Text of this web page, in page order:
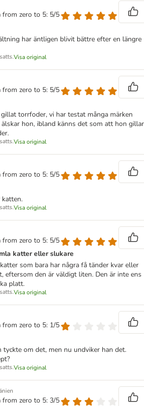
from zero to 5: 5/5
har äntligen blivit bättre efter en längre
Visa original
from zero to 5: 5/5
torrfoder, vi har testat många märken
hon, ibland känns det som att hon gillar
Visa original
from zero to 5: 5/5
katten.
Visa original
from zero to 5: 5/5
katter eller slukare
som bara har några få tänder kvar eller
eftersom den är väldigt liten. Den är inte ens
platt.
Visa original
from zero to 5: 1/5
om det, men nu undviker han det.
Visa original
from zero to 5: 3/5